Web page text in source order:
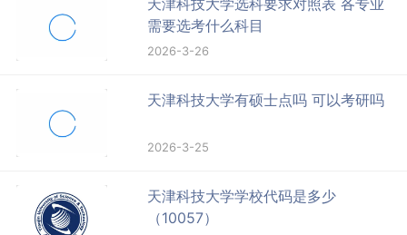
天津科技大学选科要求对照表 各专业
需要选考什么科目
2026-3-26
天津科技大学有硕士点吗 可以考研吗
2026-3-25
天津科技大学学校代码是多少
（10057）